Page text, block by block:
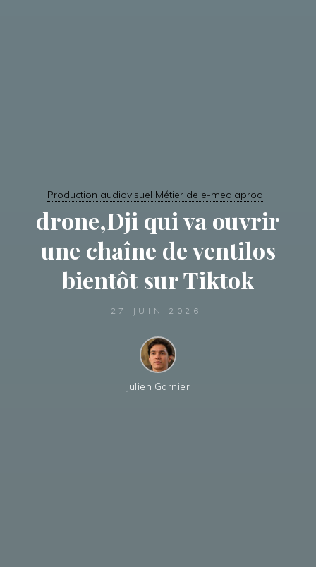
Production audiovisuel Métier de e-mediaprod
drone,Dji qui va ouvrir
une chaîne de ventilos
bientôt sur Tiktok
27 JUIN 2026
Julien Garnier